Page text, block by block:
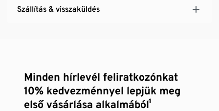
Szállítás & visszaküldés
Minden hírlevél feliratkozónkat
10% kedvezménnyel lepjük meg
első vásárlása alkalmából¹